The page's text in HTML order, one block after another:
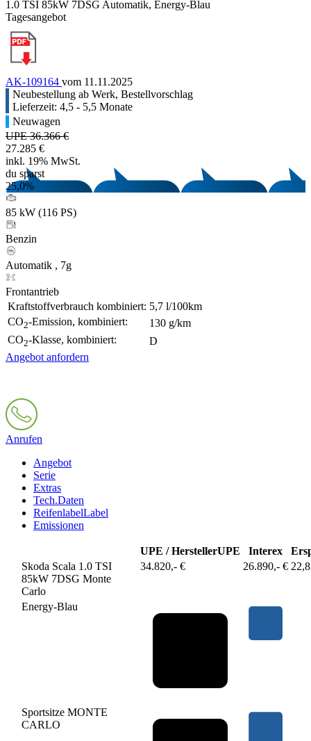
1.0 TSI 85kW 7DSG Automatik, Energy-Blau
Tagesangebot
AK-109164 vom 11.11.2025
Neubestellung ab Werk, Bestellvorschlag
Lieferzeit: 4,5 - 5,5 Monate
Neuwagen
UPE 36.366 €
27.285 €
inkl. 19% MwSt.
du sparst
25,0%
85 kW (116 PS)
Benzin
Automatik , 7g
Frontantrieb
Kraftstoffverbrauch kombiniert: 5,7 l/100km
CO2-Emission, kombiniert:
130 g/km
CO2-Klasse, kombiniert:
D
Angebot anfordern
Anrufen
Angebot
Serie
Extras
Tech.Daten
ReifenlabelLabel
Emissionen
UPE / HerstellerUPE Interex
Skoda Scala 1.0 TSI
85kW 7DSG Monte
Carlo
34.820,- € 26.890,- €
Energy-Blau
Sportsitze MONTE
CARLO